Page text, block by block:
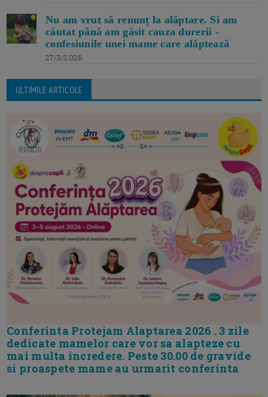
Nu am vrut să renunț la alăptare. Si am
căutat până am găsit cauza durerii -
confesiunile unei mame care alăptează
27/3/2026
ULTIMILE ARTICOLE
Conferinta Protejam Alaptarea 2026 . 3 zile
dedicate mamelor care vor sa alapteze cu
mai multa incredere. Peste 30.00 de gravide
si proaspete mame au urmarit conferinta